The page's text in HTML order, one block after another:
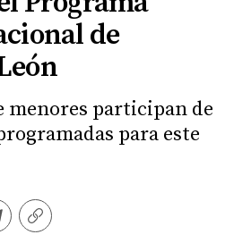
de
menores participan de
para este
Copiar